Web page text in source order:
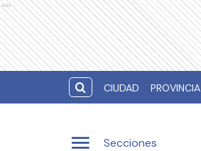
Ads
CIUDAD PROVINCIA
Secciones